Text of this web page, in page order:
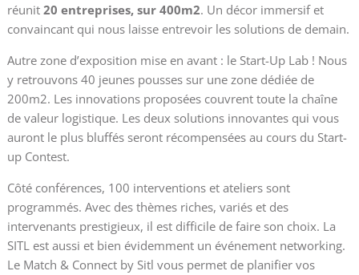
réunit 20 entreprises, sur 400m2. Un décor immersif et
convaincant qui nous laisse entrevoir les solutions de demain.
Autre zone d’exposition mise en avant : le Start-Up Lab ! Nous
y retrouvons 40 jeunes pousses sur une zone dédiée de
200m2. Les innovations proposées couvrent toute la chaîne
de valeur logistique. Les deux solutions innovantes qui vous
auront le plus bluffés seront récompensées au cours du Start-
up Contest.
Côté conférences, 100 interventions et ateliers sont
programmés. Avec des thèmes riches, variés et des
intervenants prestigieux, il est difficile de faire son choix. La
SITL est aussi et bien évidemment un événement networking.
Le Match & Connect by Sitl vous permet de planifier vos